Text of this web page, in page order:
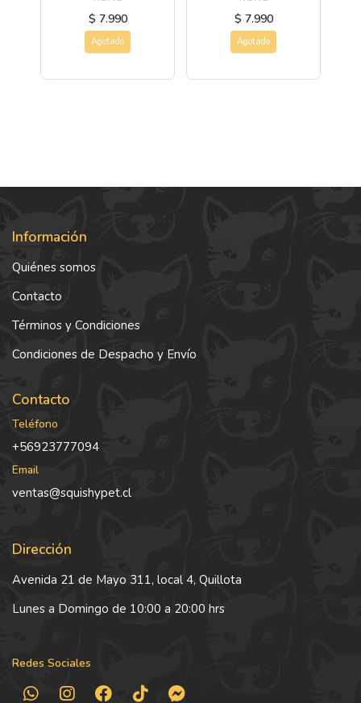
$ 7.990
Agotado
$ 7.990
Agotado
Información
Quiénes somos
Contacto
Términos y Condiciones
Condiciones de Despacho y Envío
Contacto
Teléfono
+56923777094
Email
ventas@squishypet.cl
Dirección
Avenida 21 de Mayo 311, local 4, Quillota
Lunes a Domingo de 10:00 a 20:00 hrs
Redes Sociales